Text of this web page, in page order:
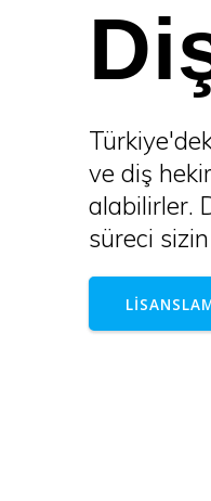
ve diş
alabilirler.
süreci